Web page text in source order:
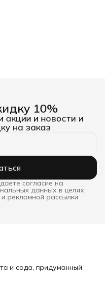
10%
и новости и
на заказ
согласие на
данных в целях
рекламной рассылки
и сада, придуманный